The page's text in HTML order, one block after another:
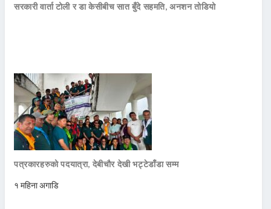
सरकारी वार्ता टोली र डा केसीबीच सात बुँदे सहमति, अनशन तोडियो
पत्रकारहरुको पदयात्रा, देबीचौर देखी भट्टेडाँडा सम्म
१ महिना अगाडि